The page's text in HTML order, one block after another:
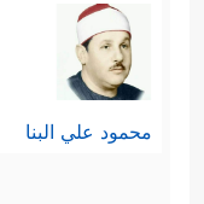
محمود علي البنا